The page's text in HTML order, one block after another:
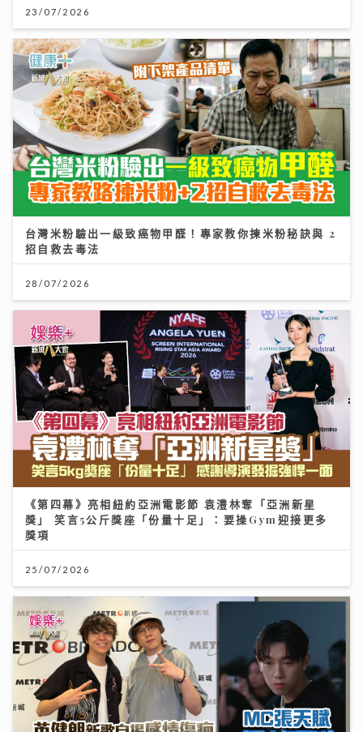
23/07/2026
台灣米粉驗出一級致癌物甲醛！專家教你揀米粉秘訣與 2
招自救去毒法
28/07/2026
《第四幕》亮相紐約亞洲電影節 袁澧林奪「亞洲新星
獎」 笑言5公斤獎座「份量十足」：要操Gym迎接更多
獎項
25/07/2026